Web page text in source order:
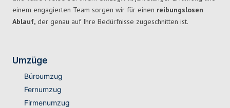
einem engagierten Team sorgen wir für einen reibungslosen
Ablauf, der genau auf Ihre Bedürfnisse zugeschnitten ist.
Umzüge
Büroumzug
Fernumzug
Firmenumzug